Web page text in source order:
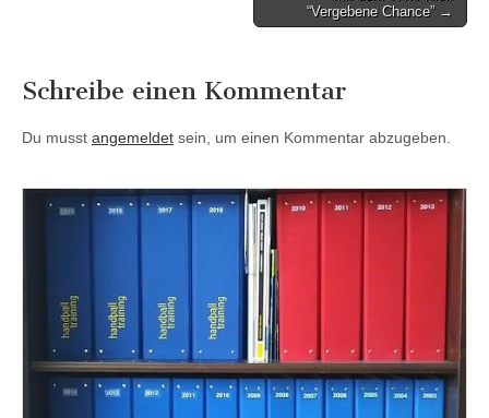
“Vergebene Chance” →
Schreibe einen Kommentar
Du musst angemeldet sein, um einen Kommentar abzugeben.